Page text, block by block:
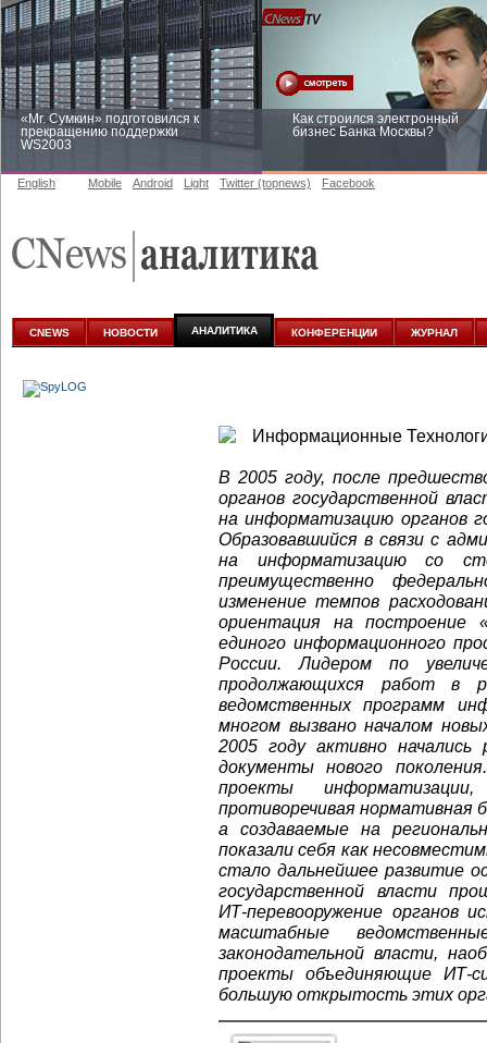
«Mr. Сумкин» подготовился к
прекращению поддержки
WS2003
Как строился электронный
бизнес Банка Москвы?
аналитике
English Mobile Android Light Twitter (topnews) Facebook
CNEWS НОВОСТИ АНАЛИТИКА КОНФЕРЕНЦИИ ЖУРНАЛ
В 2005 году, после
органов государственной
на информатизацию органов
Образовавшийся в связи с
на информатизацию со
преимущественно
изменение темпов
ориентация на построение
единого информационного
России. Лидером по
продолжающихся работ в
ведомственных программ
многом вызвано началом
2005 году активно
документы нового
проекты
противоречивая нормативная
а создаваемые на
показали себя как
стало дальнейшее развитие
государственной власти
ИТ-перевооружение органов
масштабные
законодательной власти,
проекты объединяющие ИТ-
большую открытость этих